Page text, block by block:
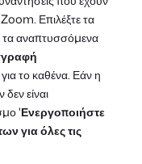
Επιλέξτε τα
τα αναπτυσσόμενα
το καθένα. Εάν η
είναι
'Ενεργοποιήστε
για όλες τις